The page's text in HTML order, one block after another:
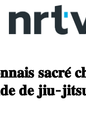
𝐬𝐚𝐜𝐫𝐞́
𝐝𝐞 𝐣𝐢𝐮-